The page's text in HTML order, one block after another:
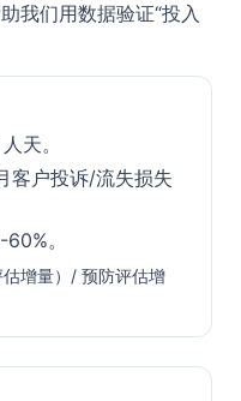
我们用数据验证“投入
天。
客户投诉/流失损失
。
增量）/ 预防评估增